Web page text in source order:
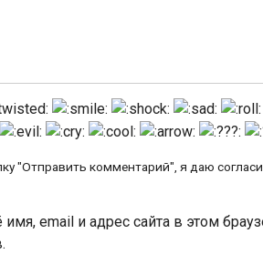
"Отправить комментарий", я даю
имя, email и адрес сайта в этом